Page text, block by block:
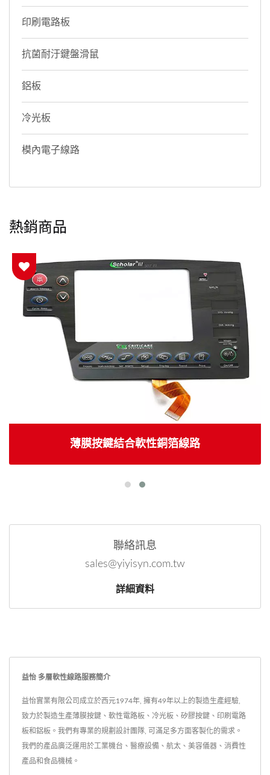
印刷電路板
抗菌耐汙鍵盤滑鼠
鋁板
冷光板
模內電子線路
熱銷商品
薄膜按鍵結合軟性銅箔線路
聯絡訊息
sales@yiyisyn.com.tw
詳細資料
益怡 多層軟性線路服務簡介
益怡實業有限公司成立於西元1974年, 擁有49年以上的製造生產經驗,
致力於製造生產薄膜按鍵、軟性電路板、冷光板、矽膠按鍵、印刷電路
板和鋁板。我們有專業的規劃設計團隊, 可滿足多方面客製化的需求。
我們的產品廣泛運用於工業機台、醫療設備、航太、美容儀器、消費性
產品和食品機械。